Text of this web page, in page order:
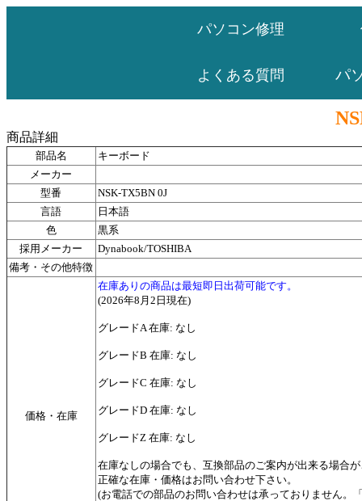
パソコン修理
よくある質問 パ
商品詳細
部品名
キーボード
メーカー
型番
NSK-TX5BN 0J
言語
日本語
色
黒系
採用メーカー
Dynabook/TOSHIBA
備考・その他特徴
価格・在庫
在庫ありの商品は最短即日出荷可能です。
(2026年8月2日現在)
グレードA 在庫: なし
グレードB 在庫: なし
グレードC 在庫: なし
グレードD 在庫: なし
グレードZ 在庫: なし
在庫なしの場合でも、互換部品のご案内が出来る場合
正確な在庫・価格はお問い合わせ下さい。
(お電話での部品のお問い合わせは承っておりません。